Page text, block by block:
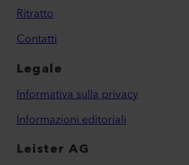
Ritratto
Contatti
Legale
Informativa sulla privacy
Informazioni editoriali
Leister AG